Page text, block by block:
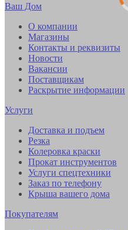
Ваш Дом
О компании
Магазины
Контакты и реквизиты
Новости
Вакансии
Поставщикам
Раскрытие информации
Услуги
Доставка и подъем
Резка
Колеровка краски
Прокат инструментов
Услуги спецтехники
Заказ по телефону
Крыша вашего дома
Покупателям